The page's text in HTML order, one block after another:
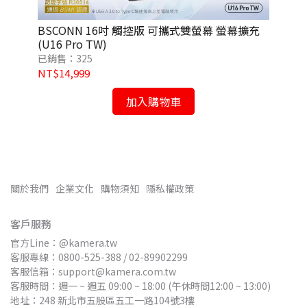
BSCONN 16吋 觸控版 可攜式雙螢幕 螢幕擴充
(U16 Pro TW)
已銷售：325
NT$14,999
加入購物車
關於我們 企業文化 購物須知 隱私權政策
客戶服務
官方Line：@kamera.tw
客服專線：0800-525-388 / 02-89902299
客服信箱：support@kamera.com.tw
客服時間：週一 ~ 週五 09:00 ~ 18:00 (午休時間12:00 ~ 13:00)
地址：248 新北市五股區五工一路104號3樓